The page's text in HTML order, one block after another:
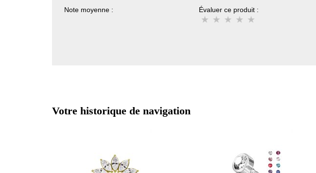
Note moyenne : Évaluer ce produit :
Votre historique de navigation